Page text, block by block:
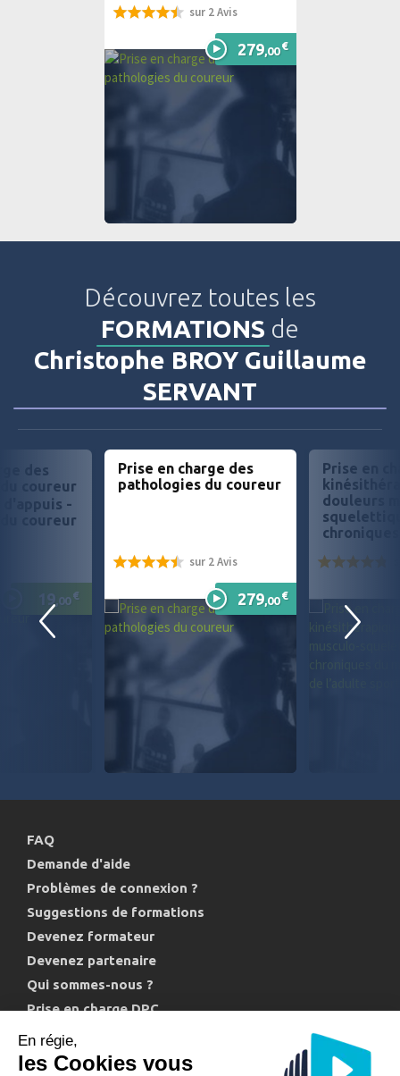
sur 2 Avis
279,00€
Découvrez toutes les
FORMATIONS de
Christophe BROY Guillaume
SERVANT
des
coureur
d'appuis -
coureur
19,00€
Prise en charge des
pathologies du coureur
sur 2 Avis
279,00€
Prise en
douleurs
sportif
FAQ
Demande d'aide
Problèmes de connexion ?
Suggestions de formations
Devenez formateur
Devenez partenaire
Qui sommes-nous ?
Prise en charge DPC
Politique de confidentialité et cookies
En régie,
les Cookies vous